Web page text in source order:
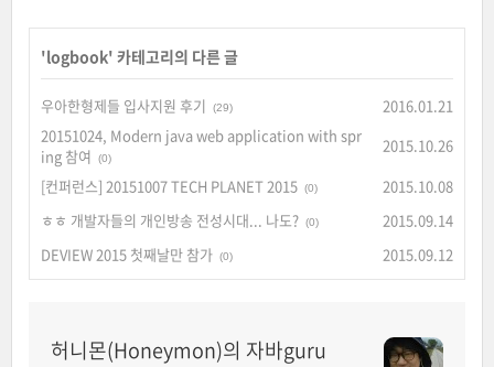
'logbook' 카테고리의 다른 글
우아한형제들 입사지원 후기 (29)
2016.01.21
20151024, Modern java web application with spr
ing 참여
(0)
2015.10.26
[컨퍼런스] 20151007 TECH PLANET 2015 (0)
2015.10.08
ㅎㅎ 개발자들의 개인방송 전성시대... 나도? (0)
2015.09.14
DEVIEW 2015 첫째날만 참가 (0) 2015.09.12
허니몬(Honeymon)의 자바guru